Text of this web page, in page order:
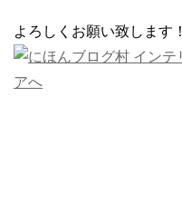
よろしくお願い致します！